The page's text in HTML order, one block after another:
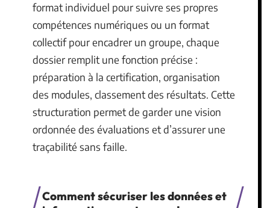
format individuel pour suivre ses propres
compétences numériques ou un format
collectif pour encadrer un groupe, chaque
dossier remplit une fonction précise :
préparation à la certification, organisation
des modules, classement des résultats. Cette
structuration permet de garder une vision
ordonnée des évaluations et d’assurer une
traçabilité sans faille.
Comment sécuriser les données et